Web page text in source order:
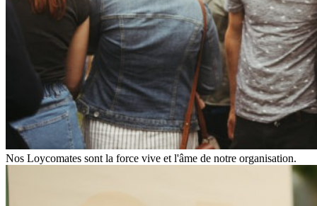
Nos Loycomates sont la force vive et l'âme de notre organisation.